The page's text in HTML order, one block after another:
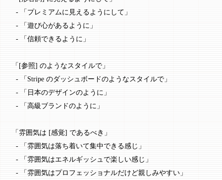
  -
「プレミアムに見えるようにして」
  -
「遊び心があるように」
  -
「信頼できるように」
「[参照] のようなスタイルで」
  -
「Stripe のダッシュボードのようなスタイルで」
  -
「日本のデザインのように」
  -
「高級ブランドのように」
「雰囲気は [感覚] であるべき」
  -
「雰囲気は落ち着いて集中できる感じ」
  -
「雰囲気はエネルギッシュで楽しい感じ」
  -
「雰囲気はプロフェッショナルだけど親しみやすい」